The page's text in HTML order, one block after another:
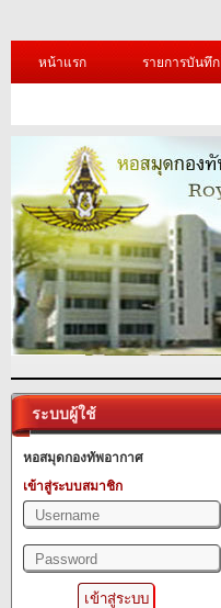
หน้าแรก รายการบันทึก
ระบบผู้ใช้
หอสมุดกองทัพอากาศ
เข้าสู่ระบบสมาชิก